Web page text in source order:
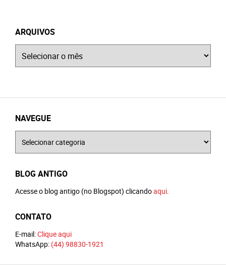
ARQUIVOS
NAVEGUE
BLOG ANTIGO
Acesse o blog antigo (no Blogspot) clicandoaqui.
CONTATO
E-mail:Clique aqui
WhatsApp: (44) 98830-1921